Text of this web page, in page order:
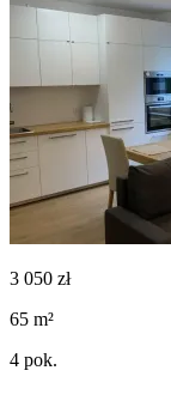
3 050 zł
65 m²
4 pok.